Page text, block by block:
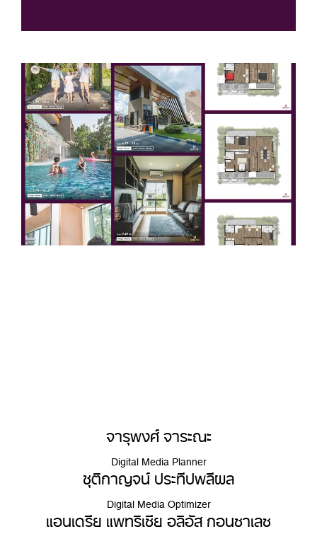
จารุพงศ์ จาระณะ
Digital Media Planner
ชุติกาญจน์ ประทีปพลีผล
Digital Media Optimizer
แอนเดรีย แพทริเซีย อลิอัส กอนซาเลซ